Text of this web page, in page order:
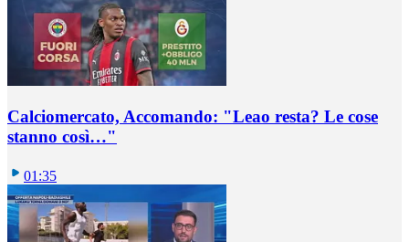
Calciomercato, Accomando: "Leao resta? Le cose
stanno così…"
01:35